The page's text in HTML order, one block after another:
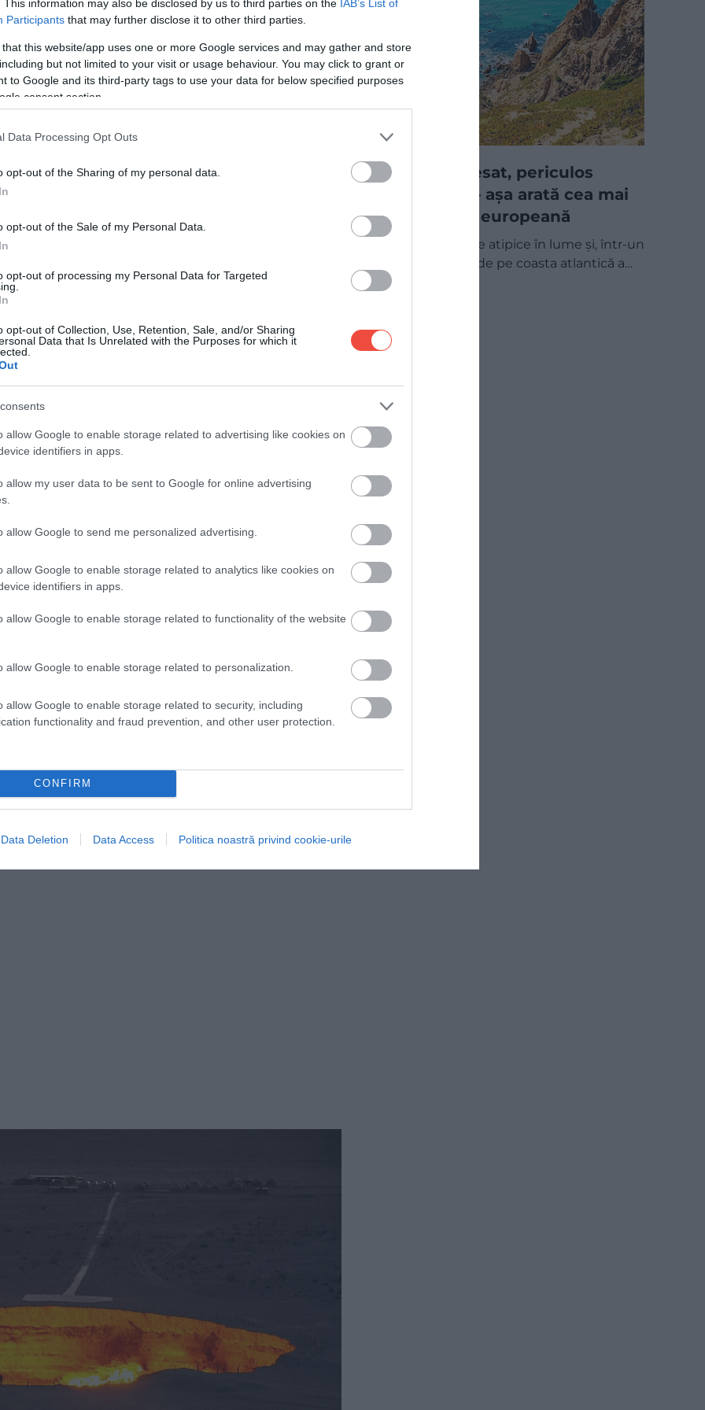
This information may also be disclosed by us to third parties on the IAB’s List of
Participants that may further disclose it to other third parties.
that this website/app uses one or more Google services and may gather and store
but not limited to your visit or usage behaviour. You may click to grant or
to Google and its third-party tags to use your data for below specified purposes
consent section.
Data Processing Opt Outs
opt-out of the Sharing of my personal data.
opt-out of the Sale of my Personal Data.
opt-out of processing my Personal Data for Targeted
opt-out of Collection, Use, Retention, Sale, and/or Sharing
Data that Is Unrelated with the Purposes for which it
allow Google to enable storage related to advertising like cookies on
identifiers in apps.
allow my user data to be sent to Google for online advertising
allow Google to send me personalized advertising.
allow Google to enable storage related to analytics like cookies on
identifiers in apps.
allow Google to enable storage related to functionality of the website
allow Google to enable storage related to personalization.
allow Google to enable storage related to security, including
functionality and fraud prevention, and other user protection.
CONFIRM
Data Deletion Data Access Politica noastră privind cookie-urile
Unite pare firesc este încă nou în Turkmenistan,
Firma sa, axată în special pe livrarea de haine,
dezvoltarea tehnologică merge în continuare mână
președintele Saparmurat Niyazov a închis practic
dintre cele mai dure regimuri de vize din lume.
ajuns la putere în 2022,au apărut semne
că vrea să simplifice sistemul de vize, să adere
o economie aflată, în mare parte, în mâinile
este încă lent și puternic cenzurat, dar tot mai mulți
și Instagram. Influencerița Enejan Velmuradova,
pentru a-și promova agenția de turism în rândul
că, în calitate de locuitoare a
stereotipurile,
Greu de accesat, periculos
pentru înot – așa arată cea mai
vestică plajă europeană
Există multe plaje atipice în lume și, într-un
fel, Praia da Ursa de pe coasta atlantică a…
DESTINAȚII